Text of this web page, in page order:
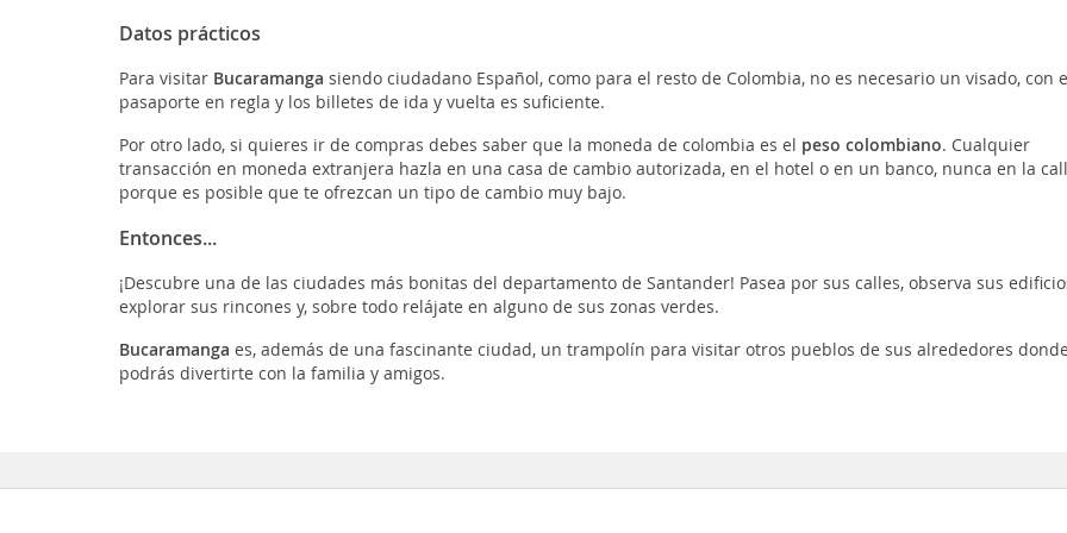
Datos prácticos
Para visitar Bucaramanga siendo ciudadano Español, como para el resto de Colombia, no es necesario un visado, con
pasaporte en regla y los billetes de ida y vuelta es suficiente.
Por otro lado, si quieres ir de compras debes saber que la moneda de colombia es el peso colombiano. Cualquier
transacción en moneda extranjera hazla en una casa de cambio autorizada, en el hotel o en un banco, nunca en la
porque es posible que te ofrezcan un tipo de cambio muy bajo.
Entonces...
¡Descubre una de las ciudades más bonitas del departamento de Santander! Pasea por sus calles, observa sus
explorar sus rincones y, sobre todo relájate en alguno de sus zonas verdes.
Bucaramanga es, además de una fascinante ciudad, un trampolín para visitar otros pueblos de sus alrededores donde
podrás divertirte con la familia y amigos.